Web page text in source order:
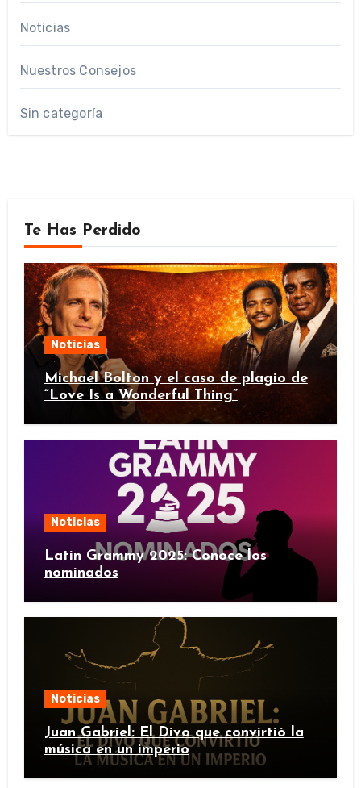
Noticias
Nuestros Consejos
Sin categoría
Te Has Perdido
Noticias
Michael Bolton y el caso de plagio de
“Love Is a Wonderful Thing”
Noticias
Latin Grammy 2025: Conoce los
nominados
Noticias
Juan Gabriel: El Divo que convirtió la
música en un imperio